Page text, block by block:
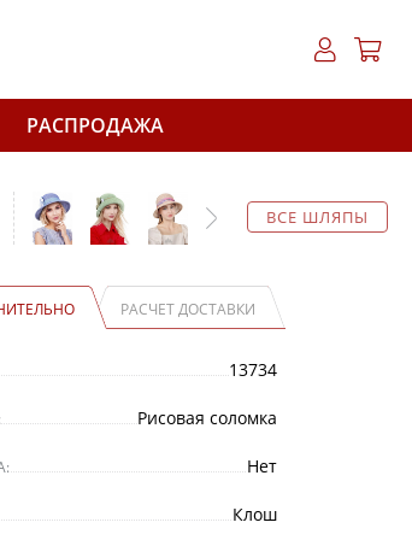
РАСПРОДАЖА
ВСЕ ШЛЯПЫ
РАСЧЕТ ДОСТАВКИ
13734
Рисовая соломка
Нет
Клош